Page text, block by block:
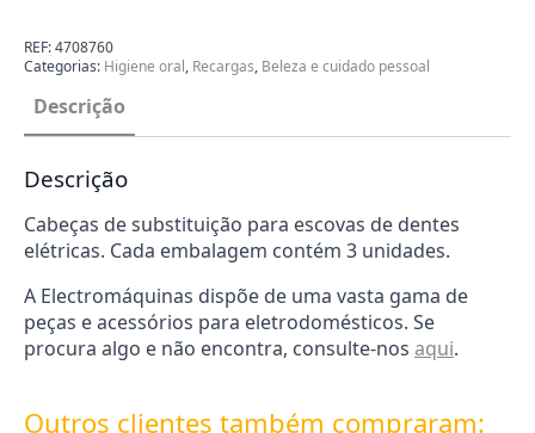
REF:4708760
Categorias: Higiene oral, Recargas, Beleza e cuidado pessoal
Descrição
Descrição
Cabeças de substituição para escovas de dentes
elétricas. Cada embalagem contém 3 unidades.
A Electromáquinas dispõe de uma vasta gama de
peças e acessórios para eletrodomésticos. Se
procura algo e não encontra, consulte-nos aqui.
Outros clientes também compraram: